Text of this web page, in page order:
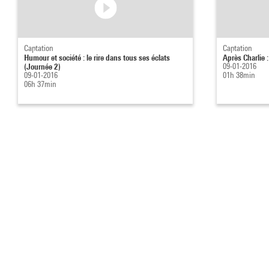
Captation
Humour et société : le rire dans tous ses éclats
(Journée 2)
09-01-2016
06h 37min
Captation
Après Charlie
09-01-2016
01h 38min